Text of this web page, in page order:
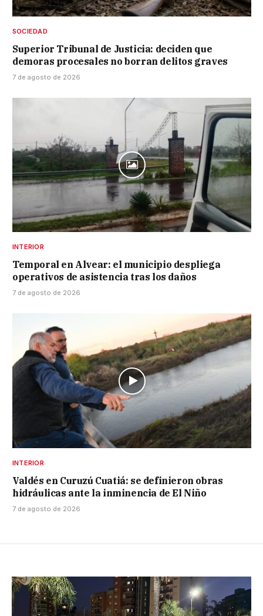
SOCIEDAD
Superior Tribunal de Justicia: deciden que
demoras procesales no borran delitos graves
7 de agosto de 2026
INTERIOR
Temporal en Alvear: el municipio despliega
operativos de asistencia tras los daños
7 de agosto de 2026
INTERIOR
Valdés en Curuzú Cuatiá: se definieron obras
hidráulicas ante la inminencia de El Niño
7 de agosto de 2026